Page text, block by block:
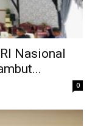
Nasional
0